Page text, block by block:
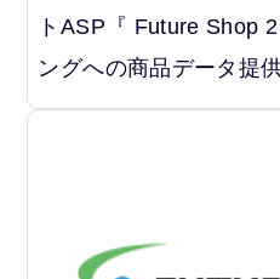
トASP『 Future Shop
ングへの商品データ提